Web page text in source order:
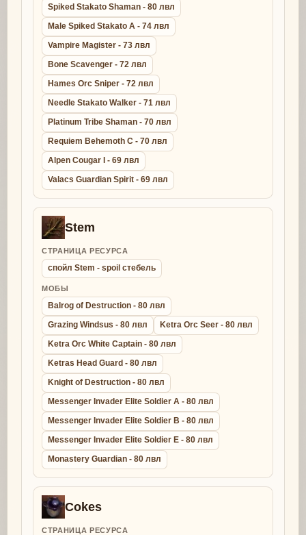
Spiked Stakato Shaman - 80 лвл
Male Spiked Stakato A - 74 лвл
Vampire Magister - 73 лвл
Bone Scavenger - 72 лвл
Hames Orc Sniper - 72 лвл
Needle Stakato Walker - 71 лвл
Platinum Tribe Shaman - 70 лвл
Requiem Behemoth C - 70 лвл
Alpen Cougar I - 69 лвл
Valacs Guardian Spirit - 69 лвл
Stem
СТРАНИЦА РЕСУРСА
спойл Stem - spoil стебель
МОБЫ
Balrog of Destruction - 80 лвл
Grazing Windsus - 80 лвл
Ketra Orc Seer - 80 лвл
Ketra Orc White Captain - 80 лвл
Ketras Head Guard - 80 лвл
Knight of Destruction - 80 лвл
Messenger Invader Elite Soldier A - 80 лвл
Messenger Invader Elite Soldier B - 80 лвл
Messenger Invader Elite Soldier E - 80 лвл
Monastery Guardian - 80 лвл
Cokes
СТРАНИЦА РЕСУРСА